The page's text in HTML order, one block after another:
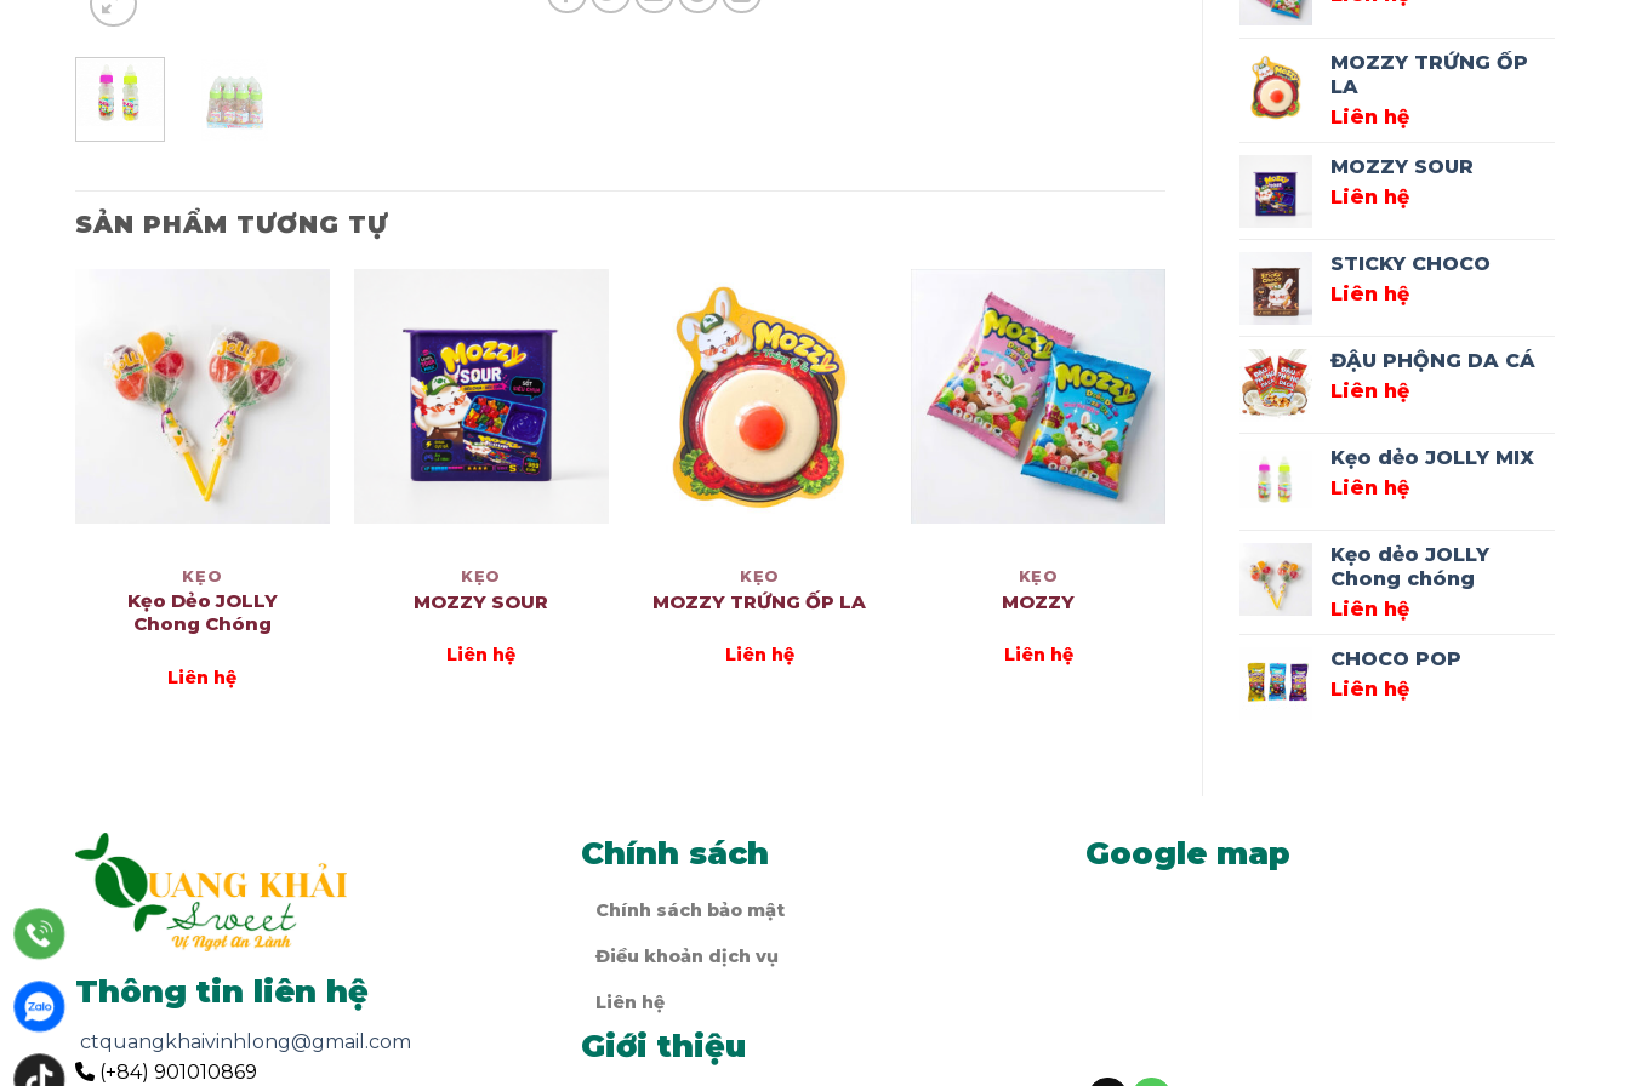
MOZZY TRỨNG ỐP
LA
Liên hệ
MOZZY SOUR
Liên hệ
STICKY CHOCO
Liên hệ
ĐẬU PHỘNG DA CÁ
Liên hệ
Kẹo dẻo JOLLY MIX
Liên hệ
Kẹo dẻo JOLLY
Chong chóng
Liên hệ
CHOCO POP
Liên hệ
SẢN PHẨM TƯƠNG TỰ
KẸO
Kẹo Dẻo JOLLY
Chong Chóng
Liên hệ
KẸO
MOZZY SOUR
Liên hệ
KẸO
MOZZY TRỨNG ỐP LA
Liên hệ
KẸO
MOZZY
Liên hệ
Thông tin liên hệ
ctquangkhaivinhlong@gmail.com
(+84) 901010869
Chính sách
Chính sách bảo mật
Điều khoản dịch vụ
Liên hệ
Giới thiệu
Google map